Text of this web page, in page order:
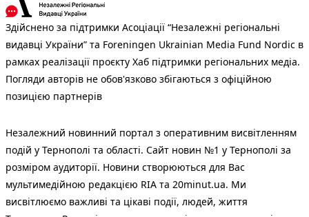
Здійснено за підтримки Асоціації “Незалежні регіональні
видавці України” та Foreningen Ukrainian Media Fund Nordic в
рамках реалізації проєкту Хаб підтримки регіональних медіа.
Погляди авторів не обов'язково збігаються з офіційною
позицією партнерів
Незалежний новинний портал з оперативним висвітленням
подій у Тернополі та області. Сайт новин №1 у Тернополі за
розміром аудиторії. Новини створюються для Вас
мультимедійною редакцією RIA та 20minut.ua. Ми
висвітлюємо важливі та цікаві події, людей, життя